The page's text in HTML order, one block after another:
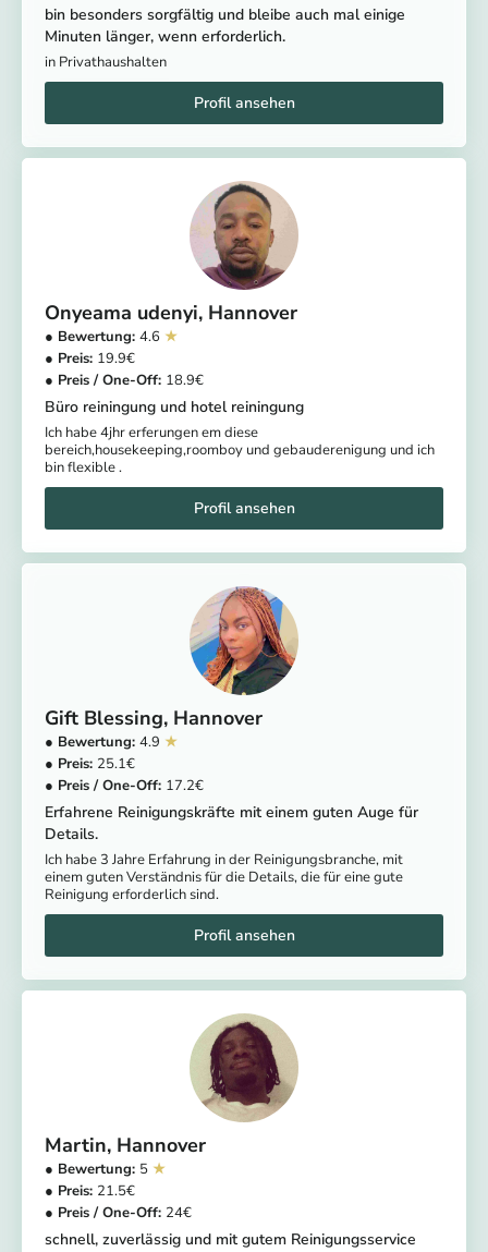
bin besonders sorgfältig und bleibe auch mal einige
Minuten länger, wenn erforderlich.
in Privathaushalten
Onyeama udenyi Hannover
4.6
19.9
18.9
Büro reiningung und hotel reiningung
Ich habe 4jhr erferungen em diese
bereich,housekeeping,roomboy und gebauderenigung und ich
bin flexible .
Gift Blessing Hannover
4.9
25.1
17.2
Erfahrene Reinigungskräfte mit einem guten Auge für
Details.
Ich habe 3 Jahre Erfahrung in der Reinigungsbranche, mit
einem guten Verständnis für die Details, die für eine gute
Reinigung erforderlich sind.
Martin Hannover
5
21.5
24
schnell, zuverlässig und mit gutem Reinigungsservice